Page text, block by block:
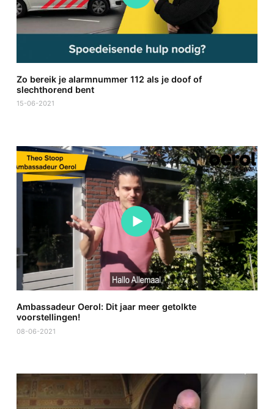
Zo bereik je alarmnummer 112 als je doof of
slechthorend bent
15-06-2021
Ambassadeur Oerol: Dit jaar meer getolkte
voorstellingen!
08-06-2021